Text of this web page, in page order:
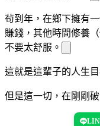
茍到 年，在鄉下擁有
賺錢，其他時間修養
不要太舒服。
這就是這輩子的人生目
但是這一切，在剛剛破